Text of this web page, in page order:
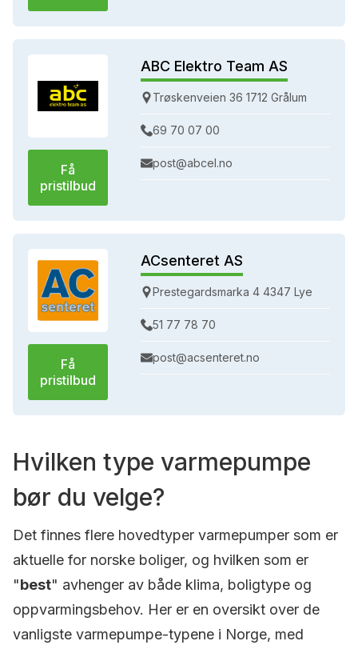
Få
pristilbud
ABC Elektro Team AS
Trøskenveien 36 1712 Grålum
69 70 07 00
post@abcel.no
Få
pristilbud
ACsenteret AS
Prestegardsmarka 4 4347 Lye
51 77 78 70
post@acsenteret.no
Hvilken type varmepumpe
bør du velge?
Det finnes flere hovedtyper varmepumper som er
aktuelle for norske boliger, og hvilken som er
"best" avhenger av både klima, boligtype og
oppvarmingsbehov. Her er en oversikt over de
vanligste varmepumpe-typene i Norge, med